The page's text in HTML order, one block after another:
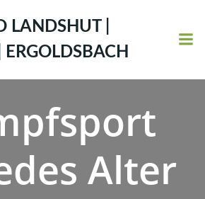
Inhalt
springen
LANDSHUT |
ERGOLDSBACH
Alter